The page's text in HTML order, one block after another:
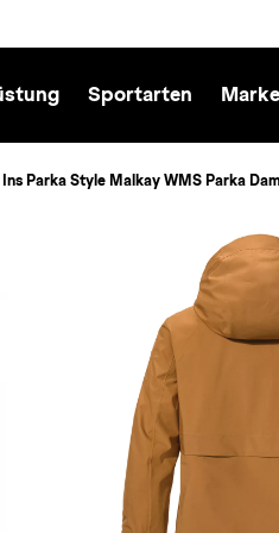
Sportarten
Parka Style Malkay WMS Parka